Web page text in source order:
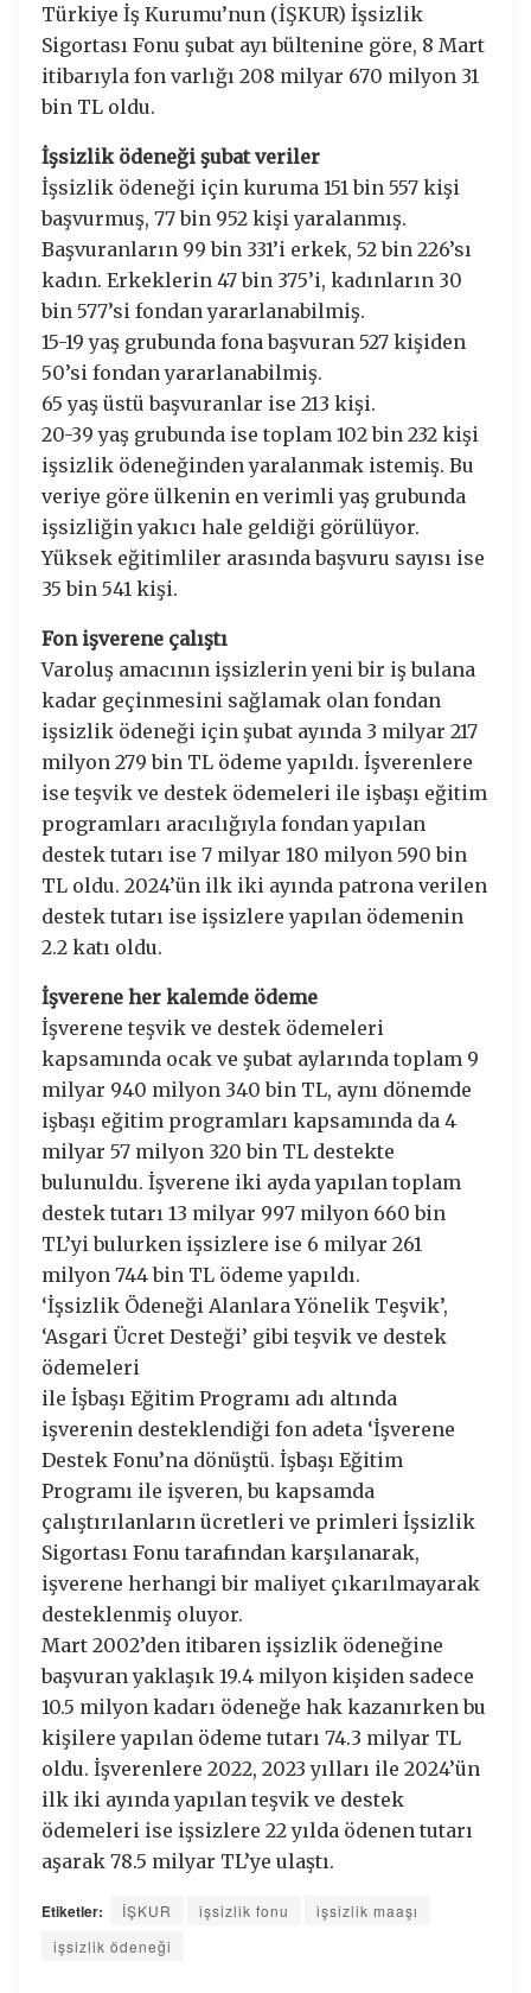
Türkiye İş Kurumu’nun (İŞKUR) İşsizlik
Sigortası Fonu şubat ayı bültenine göre, 8 Mart
itibarıyla fon varlığı 208 milyar 670 milyon 31
bin TL oldu.
İşsizlik ödeneği şubat veriler
İşsizlik ödeneği için kuruma 151 bin 557 kişi
başvurmuş, 77 bin 952 kişi yaralanmış.
Başvuranların 99 bin 331’i erkek, 52 bin 226’sı
kadın. Erkeklerin 47 bin 375’i, kadınların 30
bin 577’si fondan yararlanabilmiş.
15-19 yaş grubunda fona başvuran 527 kişiden
50’si fondan yararlanabilmiş.
65 yaş üstü başvuranlar ise 213 kişi.
20-39 yaş grubunda ise toplam 102 bin 232 kişi
işsizlik ödeneğinden yaralanmak istemiş. Bu
veriye göre ülkenin en verimli yaş grubunda
işsizliğin yakıcı hale geldiği görülüyor.
Yüksek eğitimliler arasında başvuru sayısı ise
35 bin 541 kişi.
Fon işverene çalıştı
Varoluş amacının işsizlerin yeni bir iş bulana
kadar geçinmesini sağlamak olan fondan
işsizlik ödeneği için şubat ayında 3 milyar 217
milyon 279 bin TL ödeme yapıldı. İşverenlere
ise teşvik ve destek ödemeleri ile işbaşı eğitim
programları aracılığıyla fondan yapılan
destek tutarı ise 7 milyar 180 milyon 590 bin
TL oldu. 2024’ün ilk iki ayında patrona verilen
destek tutarı ise işsizlere yapılan ödemenin
2.2 katı oldu.
İşverene her kalemde ödeme
İşverene teşvik ve destek ödemeleri
kapsamında ocak ve şubat aylarında toplam 9
milyar 940 milyon 340 bin TL, aynı dönemde
işbaşı eğitim programları kapsamında da 4
milyar 57 milyon 320 bin TL destekte
bulunuldu. İşverene iki ayda yapılan toplam
destek tutarı 13 milyar 997 milyon 660 bin
TL’yi bulurken işsizlere ise 6 milyar 261
milyon 744 bin TL ödeme yapıldı.
‘İşsizlik Ödeneği Alanlara Yönelik Teşvik’,
‘Asgari Ücret Desteği’ gibi teşvik ve destek
ödemeleri
ile İşbaşı Eğitim Programı adı altında
işverenin desteklendiği fon adeta ‘İşverene
Destek Fonu’na dönüştü. İşbaşı Eğitim
Programı ile işveren, bu kapsamda
çalıştırılanların ücretleri ve primleri İşsizlik
Sigortası Fonu tarafından karşılanarak,
işverene herhangi bir maliyet çıkarılmayarak
desteklenmiş oluyor.
Mart 2002’den itibaren işsizlik ödeneğine
başvuran yaklaşık 19.4 milyon kişiden sadece
10.5 milyon kadarı ödeneğe hak kazanırken bu
kişilere yapılan ödeme tutarı 74.3 milyar TL
oldu. İşverenlere 2022, 2023 yılları ile 2024’ün
ilk iki ayında yapılan teşvik ve destek
ödemeleri ise işsizlere 22 yılda ödenen tutarı
aşarak 78.5 milyar TL’ye ulaştı.
Etiketler: İŞKUR işsizlik fonu
işsizlik maaşı
işsizlik ödeneği